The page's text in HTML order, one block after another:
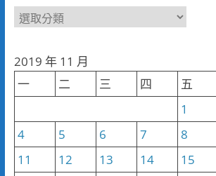
新
類
2019 年 11 月
一
二 三 四 五
1
4
5 6 7 8
11
12 13 14 15